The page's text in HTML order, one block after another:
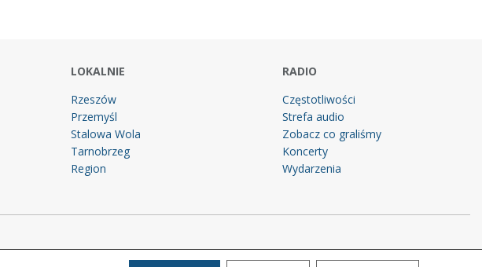
LOKALNIE
Rzeszów
Przemyśl
Stalowa Wola
Tarnobrzeg
Region
RADIO
Częstotliwości
Strefa audio
Zobacz co graliśmy
Koncerty
Wydarzenia